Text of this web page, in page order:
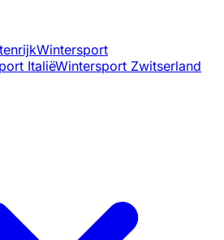
Wintersport
ItaliëWintersport Zwitserland